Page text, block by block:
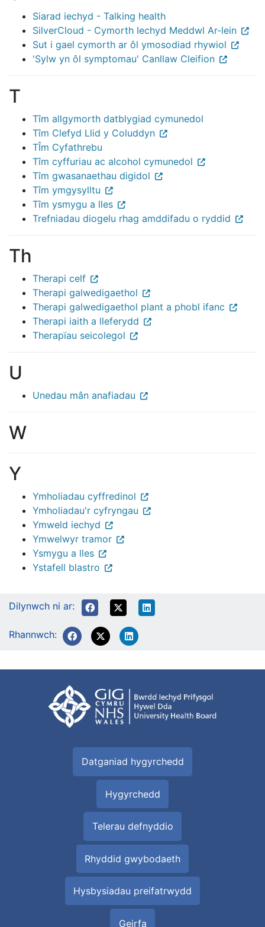
Siarad iechyd - Talking health
SilverCloud - Cymorth Iechyd Meddwl Ar-lein
Sut i gael cymorth ar ôl ymosodiad rhywiol
'Sylw yn ôl symptomau' Canllaw Cleifion
T
Tîm allgymorth datblygiad cymunedol
Tîm Clefyd Llid y Coluddyn
TÎm Cyfathrebu
Tîm cyffuriau ac alcohol cymunedol
Tîm gwasanaethau digidol
Tîm ymgysylltu
Tîm ysmygu a lles
Trefniadau diogelu rhag amddifadu o ryddid
Th
Therapi celf
Therapi galwedigaethol
Therapi galwedigaethol plant a phobl ifanc
Therapi iaith a lleferydd
Therapïau seicolegol
U
Unedau mân anafiadau
W
Y
Ymholiadau cyffredinol
Ymholiadau'r cyfryngau
Ymweld iechyd
Ymwelwyr tramor
Ysmygu a lles
Ystafell blastro
Dilynwch ni ar:
Rhannwch:
Datganiad hygyrchedd
Hygyrchedd
Telerau defnyddio
Rhyddid gwybodaeth
Hysbysiadau preifatrwydd
Geirfa